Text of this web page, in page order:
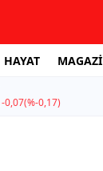
HAYAT
-0,07(%-0,17)